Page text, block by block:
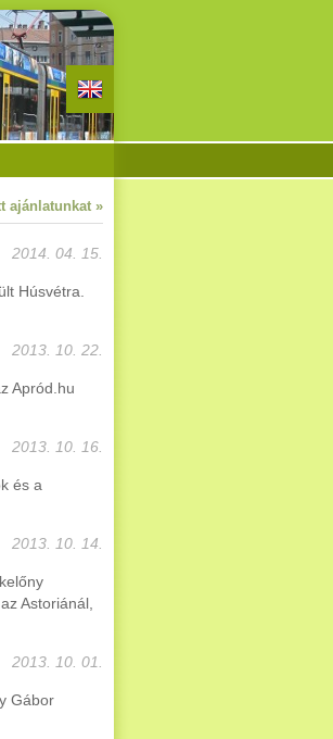
ajánlatunkat »
2014. 04. 15.
Húsvétra.
2013. 10. 22.
Apród.hu
2013. 10. 16.
és a
2013. 10. 14.
Astoriánál,
2013. 10. 01.
Gábor